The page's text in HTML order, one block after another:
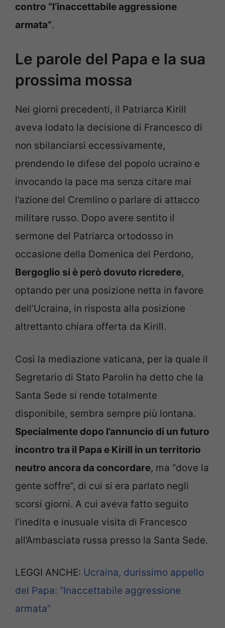
contro “l’inaccettabile aggressione
armata”.
Le parole del Papa e la sua
prossima mossa
Nei giorni precedenti, il Patriarca Kirill
aveva lodato la decisione di Francesco di
non sbilanciarsi eccessivamente,
prendendo le difese del popolo ucraino e
invocando la pace ma senza citare mai
l’azione del Cremlino o parlare di attacco
militare russo. Dopo avere sentito il
sermone del Patriarca ortodosso in
occasione della Domenica del Perdono,
Bergoglio si è però dovuto ricredere,
optando per una posizione netta in favore
dell’Ucraina, in risposta alla posizione
altrettanto chiara offerta da Kirill.
Così la mediazione vaticana, per la quale il
Segretario di Stato Parolin ha detto che la
Santa Sede si rende totalmente
disponibile, sembra sempre più lontana.
Specialmente dopo l’annuncio di un futuro
incontro tra il Papa e Kirill in un territorio
neutro ancora da concordare, ma “dove la
gente soffre”, di cui si era parlato negli
scorsi giorni. A cui aveva fatto seguito
l’inedita e inusuale visita di Francesco
all’Ambasciata russa presso la Santa Sede.
LEGGI ANCHE: Ucraina, durissimo appello
del Papa: “Inaccettabile aggressione
armata”